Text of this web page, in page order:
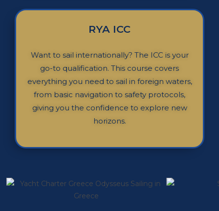
RYA ICC
Want to sail internationally? The ICC is your
go-to qualification. This course covers
everything you need to sail in foreign waters,
from basic navigation to safety protocols,
giving you the confidence to explore new
horizons.